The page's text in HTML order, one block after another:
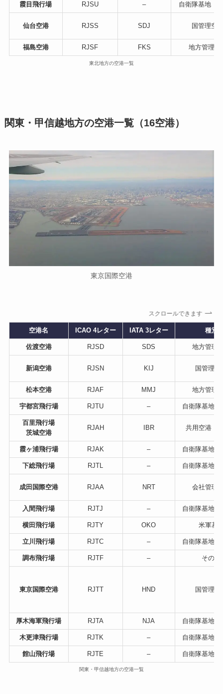
霞目飛行場 RJSU – 自衛隊基地（
仙台空港 RJSS SDJ 国管理空
福島空港 RJSF FKS 地方管理空
東北地方の空港一覧
関東・甲信越地方の空港一覧（16空港）
東京国際空港
スクロールできます
空港名 ICAO 4レター IATA 3レター 種別
佐渡空港 RJSD SDS 地方管理
新潟空港 RJSN KIJ 国管理空
松本空港 RJAF MMJ 地方管理
宇都宮飛行場 RJTU – 自衛隊基地（
百里飛行場
茨城空港
RJAH IBR 共用空港（
霞ヶ浦飛行場 RJAK – 自衛隊基地（
下総飛行場 RJTL – 自衛隊基地（
成田国際空港 RJAA NRT 会社管理
入間飛行場 RJTJ – 自衛隊基地（
横田飛行場 RJTY OKO 米軍基
立川飛行場 RJTC – 自衛隊基地（
調布飛行場 RJTF – その他
東京国際空港 RJTT HND 国管理空
厚木海軍飛行場 RJTA NJA 自衛隊基地（
木更津飛行場 RJTK – 自衛隊基地（
館山飛行場 RJTE – 自衛隊基地（
関東・甲信越地方の空港一覧